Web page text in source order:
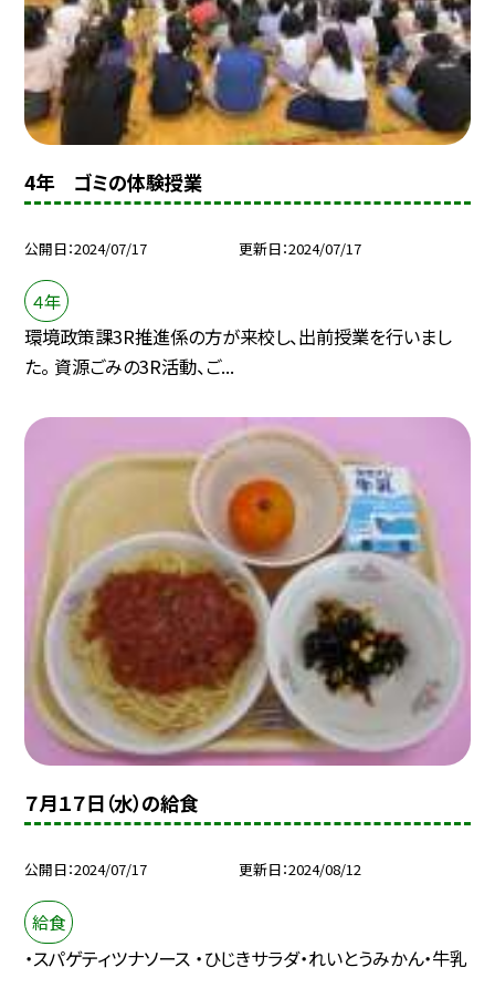
4年 ゴミの体験授業
公開日 2024/07/17 更新日 2024/07/17
４年
環境政策課3R推進係の方が来校し、出前授業を行いまし
た。 資源ごみの3R活動、ご...
７月１７日（水）の給食
公開日 2024/07/17 更新日 2024/08/12
給食
・スパゲティツナソース ・ひじきサラダ・れいとうみかん・牛乳